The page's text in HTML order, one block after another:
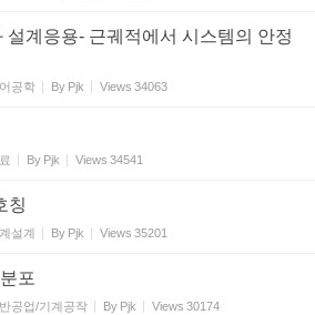
설계응용- 근궤적에서 시스템의 안정
공학 By Pjk Views 34063
By Pjk Views 34541
칭
설계 By Pjk Views 35201
포
공업/기계공작 By Pjk Views 30174